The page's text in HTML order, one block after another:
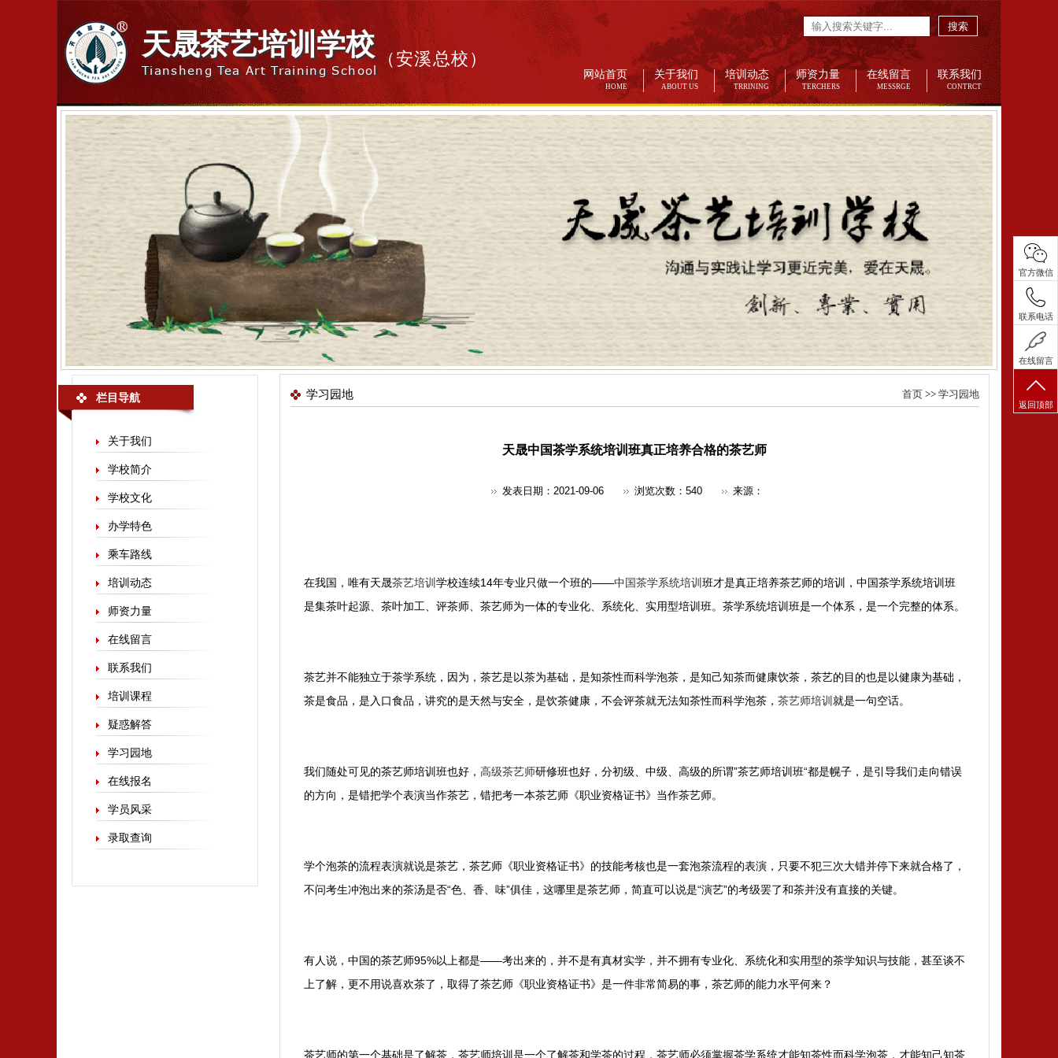
天晟茶艺培训学校
Tiansheng Tea Art Training School
（安溪总校）
网站首页
HOME
关于我们
ABOUT US
培训动态
TRRINING
师资力量
TERCHERS
在线留言
MESSRGE
联系我们
CONTRCT
搜索
栏目导航
关于我们
学校简介
学校文化
办学特色
乘车路线
培训动态
师资力量
在线留言
联系我们
培训课程
疑惑解答
学习园地
在线报名
学员风采
录取查询
首页>> 学习园地
学习园地
天晟中国茶学系统培训班真正培养合格的茶艺师
发表日期：2021-09-06 浏览次数： 540 来源：
在我国，唯有天晟茶艺培训 学校连续14年专业只做一个班的——中国茶学系统培训 班才是真正培养茶艺师的培训，中国茶学系统培训班
是集茶叶起源、茶叶加工、评茶师、茶艺师为一体的专业化、系统化、实用型培训班。茶学系统培训班是一个体系，是一个完整的体系。
茶艺并不能独立于茶学系统，因为，茶艺是以茶为基础，是知茶性而科学泡茶，是知己知茶而健康饮茶，茶艺的目的也是以健康为基础，
茶是食品，是入口食品，讲究的是天然与安全，是饮茶健康，不会评茶就无法知茶性而科学泡茶， 茶艺师培训 就是一句空话。
我们随处可见的茶艺师培训班也好， 高级茶艺师研修班也好，分初级、中级、高级的所谓”茶艺师培训班“都是幌子，是引导我们走向错误
的方向，是错把学个表演当作茶艺，错把考一本茶艺师《职业资格证书》当作茶艺师。
学个泡茶的流程表演就说是茶艺，茶艺师《职业资格证书》的技能考核也是一套泡茶流程的表演，只要不犯三次大错并停下来就合格了，
不问考生冲泡出来的茶汤是否“色、香、味”俱佳，这哪里是茶艺师，简直可以说是“演艺”的考级罢了和茶并没有直接的关键。
有人说，中国的茶艺师95%以上都是——考出来的，并不是有真材实学，并不拥有专业化、系统化和实用型的茶学知识与技能，甚至谈不
上了解，更不用说喜欢茶了，取得了茶艺师《职业资格证书》是一件非常简易的事，茶艺师的能力水平何来？
茶艺师的第一个基础是了解茶，茶艺师培训是一个了解茶和学茶的过程，茶艺师必须掌握茶学系统才能知茶性而科学泡茶，才能知己知茶
官方微信
联系电话
在线留言
返回顶部